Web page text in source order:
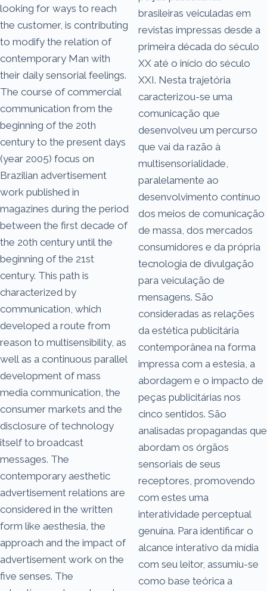
looking for ways to reach
the customer, is contributing
to modify the relation of
contemporary Man with
their daily sensorial feelings.
The course of commercial
communication from the
beginning of the 20th
century to the present days
(year 2005) focus on
Brazilian advertisement
work published in
magazines during the period
between the first decade of
the 20th century until the
beginning of the 21st
century. This path is
characterized by
communication, which
developed a route from
reason to multisensibility, as
well as a continuous parallel
development of mass
media communication, the
consumer markets and the
disclosure of technology
itself to broadcast
messages. The
contemporary aesthetic
advertisement relations are
considered in the written
form like aesthesia, the
approach and the impact of
advertisement work on the
five senses. The
brasileiras veiculadas em
revistas impressas desde a
primeira década do século
XX até o início do século
XXI. Nesta trajetória
caracterizou-se uma
comunicação que
desenvolveu um percurso
que vai da razão à
multisensorialidade,
paralelamente ao
desenvolvimento contínuo
dos meios de comunicação
de massa, dos mercados
consumidores e da própria
tecnologia de divulgação
para veiculação de
mensagens. São
consideradas as relações
da estética publicitária
contemporânea na forma
impressa com a estesia, a
abordagem e o impacto de
peças publicitárias nos
cinco sentidos. São
analisadas propagandas que
abordam os órgãos
sensoriais de seus
receptores, promovendo
com estes uma
interatividade perceptual
genuína. Para identificar o
alcance interativo da mídia
com seu leitor, assumiu-se
como base teórica a